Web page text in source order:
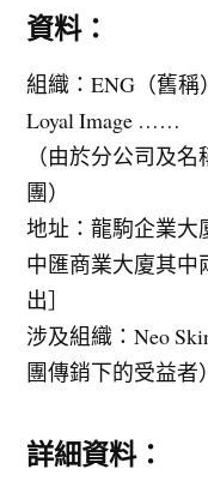
資料：
組織：ENG（舊稱
Loyal Image ……
（由於分公司及
團）
地址：龍駒企業大
中匯商業大廈其中
出］
涉及組織：Neo
團傳銷下的受益者）
詳細資料：